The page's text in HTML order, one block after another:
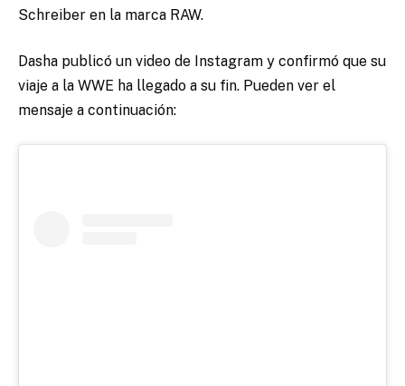
Schreiber en la marca RAW.
Dasha publicó un video de Instagram y confirmó que su
viaje a la WWE ha llegado a su fin. Pueden ver el
mensaje a continuación: